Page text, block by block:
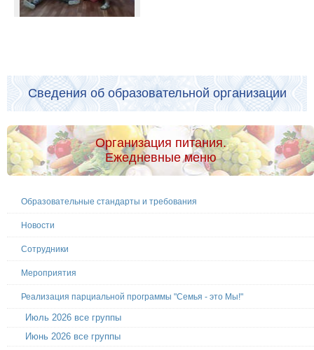
Сведения об образовательной организации
Организация питания.
Ежедневные меню
Образовательные стандарты и требования
Новости
Сотрудники
Мероприятия
Реализация парциальной программы "Семья - это Мы!"
Июль 2026 все группы
Июнь 2026 все группы